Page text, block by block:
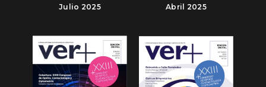
Julio 2025 Abril 2025